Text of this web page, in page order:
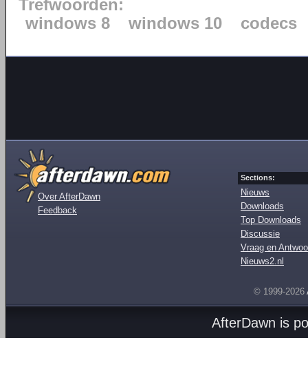
Trefwoorden:
windows 8
windows 10 codecs
Over AfterDawn
Feedback
Sections:
Nieuws
Downloads
Top Downloads
Discussie
Vraag en
Nieuws2.nl
© 1999-2026
AfterDawn is